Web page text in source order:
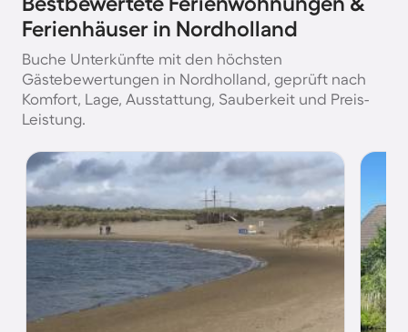
Ferienhäuser in Nordholland
Buche Unterkünfte mit den höchsten
Gästebewertungen in Nordholland, geprüft nach
Komfort, Lage, Ausstattung, Sauberkeit und Preis-
Leistung.